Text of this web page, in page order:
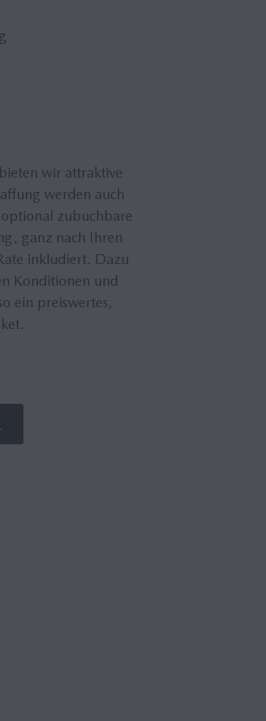
wir attraktive
werden auch
zubuchbare
ganz nach Ihren
inkludiert. Dazu
Konditionen und
ein preiswertes,